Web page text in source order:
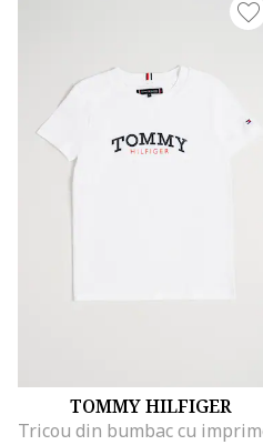
TOMMY HILFIGER